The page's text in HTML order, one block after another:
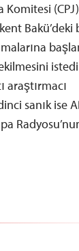
Komitesi (CPJ)
Bakü’deki
araştırmacı
sanık ise